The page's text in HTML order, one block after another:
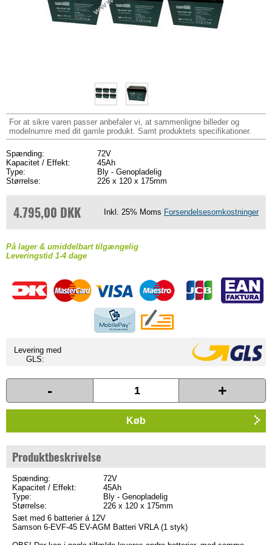
For at sikre varen passer anbefaler vi, at sammenligne billeder og
modelnumre med dit gamle produkt. Samt produktets specifikationer.
Spænding:
72V
Kapacitet / Effekt:
45Ah
Type:
Bly - Genopladelig
Størrelse:
226 x 120 x 175mm
4.795,00 DKK Inkl. 25% Moms Forsendelsesomkostninger
På lager & umiddelbart tilgængelig
Leveringstid 1-4 dage
Levering med
GLS:
- +
Køb
Produktbeskrivelse
Spænding:
72V
Kapacitet / Effekt:
45Ah
Type:
Bly - Genopladelig
Størrelse:
226 x 120 x 175mm
Sæt med 6 batterier á 12V
Samson 6-EVF-45 EV-AGM Batteri VRLA (1 styk)